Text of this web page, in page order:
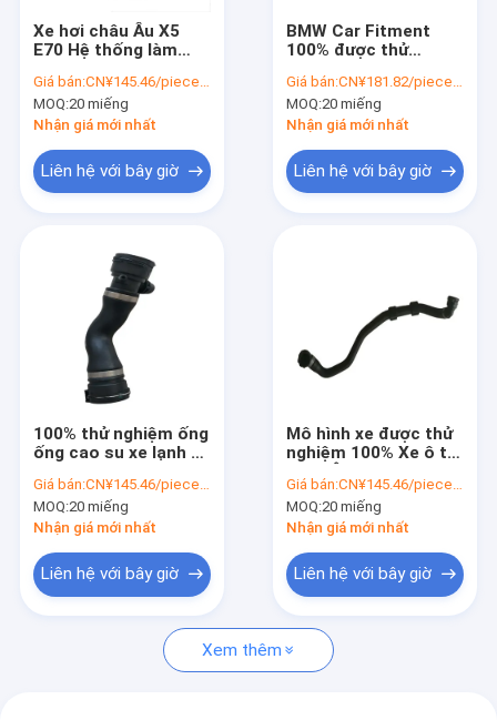
Sản phẩm
Về chúng tôi
Chuyến tham quan nhà máy
Yêu cầu Đặt giá
Phụ tùng phụ tùng Tesla
Các bộ phận của Mercedes Sprinter
Xe hơi châu Âu X5
E70 Hệ thống làm
thiết yếu SQCS Chiếc
xe phụ tùng làm mát
ống tản nhiệt OE
BMW
Giá bán:CN¥145.46/pieces 20-49 pieces
MOQ:20 miếng
Nhận giá mới nhất
Liên hệ với bây giờ
BMW Car Fitment
100% được thử
suất cao ống nước
vào nước làm mát OE
11531705210 cho
tùng ô tô
Giá bán:CN¥181.82/pieces 20-49 pieces
MOQ:20 miếng
Nhận giá mới nhất
Liên hệ với bây giờ
100% thử nghiệm ống
ống cao su xe lạnh bể
nước làm mát OE
17127531579 cho
BMW E90 E82 E87
Giá bán:CN¥145.46/pieces 20-49 pieces
MOQ:20 miếng
Nhận giá mới nhất
Liên hệ với bây giờ
Mô hình xe được thử
nghiệm 100% Xe ô tô
tản nhiệt ô tô ống
ống làm mát OE
17127619687 Đối với
Giá bán:CN¥145.46/pieces 20-49 pieces
MOQ:20 miếng
Nhận giá mới nhất
Liên hệ với bây giờ
Xem thêm